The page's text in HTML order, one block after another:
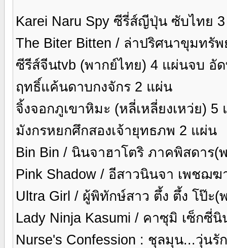
Karei Naru Spy ซีรี่ส์ญีปุ่น ซับไทย
The Biter Bitten / ล่าปริศนาขุมทรั
ซีรีส์จีนtvb (พากย์ไทย) 4 แผ่นจบ อั
ฤทธิ์แค้นดาบกงจักร 2 แผ่น
จิ้งจอกภูเขาหิมะ (หลี่เหลี่ยงเหว่ย) 5
มังกรหยกศึกสองเจ้ายุทธภพ 2 แผ่น
Bin Bin / นินจาฮาโตริ ภาคพิสดาร(
Pink Shadow / อีสาวนินจา เพชฌ
Ultra Girl / ผู้พิทักษ์สาว ตึ้ง ตึ้ง โป๊ะ
Lady Ninja Kasumi / คาซุมิ เซ็กซี่
Nurse's Confession : ชุลมุน...วุ่น